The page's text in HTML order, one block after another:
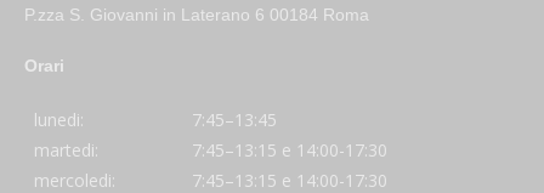
P.zza S. Giovanni in Laterano 6 00184 Roma
Orari
lunedi:
7:45–13:45
martedi:
7:45–13:15 e 14:00-17:30
mercoledi:
7:45–13:15 e 14:00-17:30